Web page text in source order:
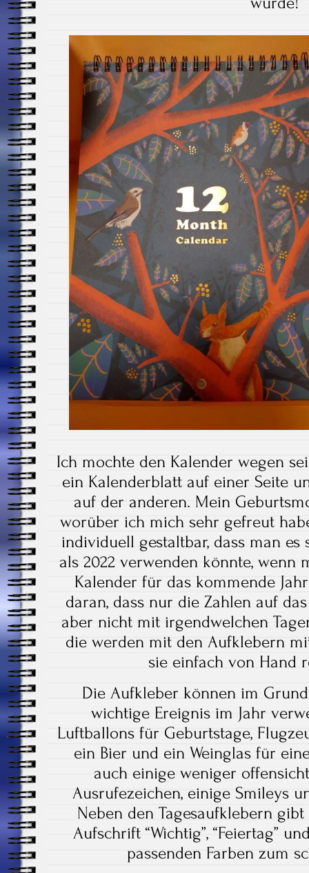
Ich mochte den Kalender wegen
ein Kalenderblatt auf einer Seite
auf der anderen. Mein
worüber ich mich sehr gefreut
individuell gestaltbar, dass man es
als 2022 verwenden könnte, wenn
Kalender für das kommende
daran, dass nur die Zahlen auf
aber nicht mit irgendwelchen
die werden mit den Aufklebern
sie einfach von Hand
Die Aufkleber können im
wichtige Ereignis im Jahr
Luftballons für Geburtstage,
ein Bier und ein Weinglas für
auch einige weniger
Ausrufezeichen, einige Smileys
Neben den Tagesaufklebern
Aufschrift “Wichtig”, “Feiertag”
passenden Farben zum